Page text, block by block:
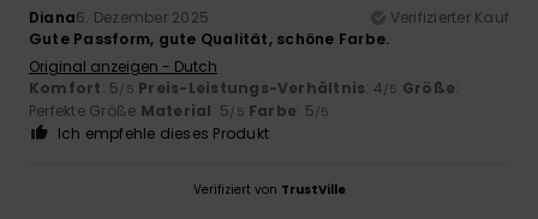
Diana6. Dezember 2025
Verifizierter Kauf
Gute Passform, gute Qualität, schöne Farbe.
Original anzeigen - Dutch
Komfort: 5/5 Preis-Leistungs-Verhältnis: 4/5 Größe:
Perfekte Größe Material: 5/5 Farbe: 5/5
Ich empfehle dieses Produkt
Verifiziert von TrustVille